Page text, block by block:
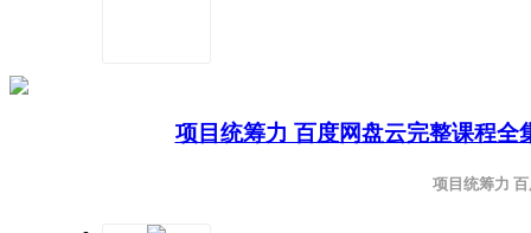
项目统筹力 百度网盘云完整课程全
项目统筹力